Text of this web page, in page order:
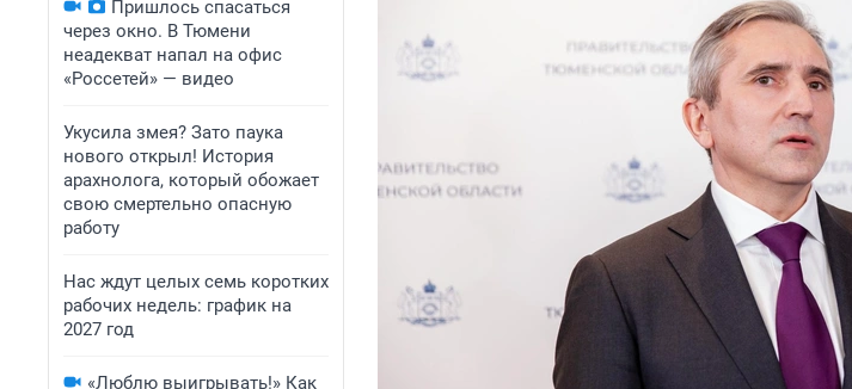
Пришлось спасаться
через окно. В Тюмени
неадекват напал на офис
«Россетей» — видео
Укусила змея? Зато паука
нового открыл! История
арахнолога, который обожает
свою смертельно опасную
работу
Нас ждут целых семь коротких
рабочих недель: график на
2027 год
«Люблю выигрывать!» Как